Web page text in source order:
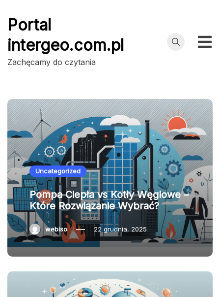
Portal
intergeo.com.pl
Zachęcamy do czytania
Uncategorized
Pompa Ciepła vs Kotły Węglowe –
Które Rozwiązanie Wybrać?
webiso 22 grudnia, 2025